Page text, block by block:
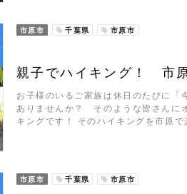
市原市 千葉県 市原市
親子でハイキング！ 市
お子様のいるご家族は休日のたびに「
ありませんか？ そのような皆さんに
キングです！ そのハイキングを市原
市原市 千葉県 市原市